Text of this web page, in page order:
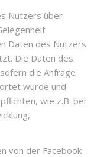
Nutzers über
Daten des Nutzers
Die Daten des
die Anfrage
wurde und
wie z.B. bei
von der Facebook